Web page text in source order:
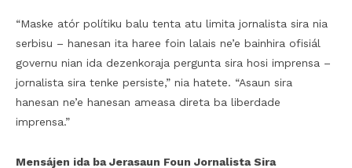
“Maske atór polítiku balu tenta atu limita jornalista sira nia
serbisu – hanesan ita haree foin lalais ne’e bainhira ofisiál
governu nian ida dezenkoraja pergunta sira hosi imprensa –
jornalista sira tenke persiste,” nia hatete. “Asaun sira
hanesan ne’e hanesan ameasa direta ba liberdade
imprensa.”
Mensájen ida ba Jerasaun Foun Jornalista Sira